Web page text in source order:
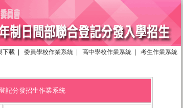
下載 委員學校作業系統 高中學校作業系統 考生作業系統
記分發招生作業系統